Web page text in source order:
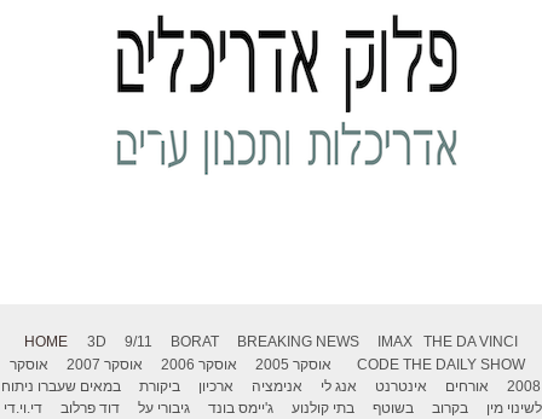
HOME 3D 9/11 BORAT BREAKING NEWS IMAX
THE DA VINCI
CODE THE DAILY SHOW אוסקר 2005 אוסקר 2006 אוסקר 2007
אוסקר
2008
אורחים אינטרנט אנג לי אנימציה ארכיון ביקורת
במאים שעברו ניתוח
לשינוי מין
בקרוב בשוטף בתי קולנוע ג'יימס בונד גיבורי על דוד פרלוב
די.וי.די